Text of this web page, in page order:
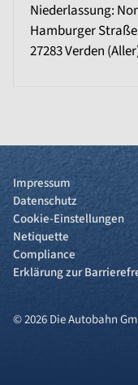
Niederlassung:
Hamburger
27283Verden
Impressum
Datenschutz
Cookie-Einstellungen
Netiquette
Compliance
Erklärung zur
© 2026 Die Autobahn